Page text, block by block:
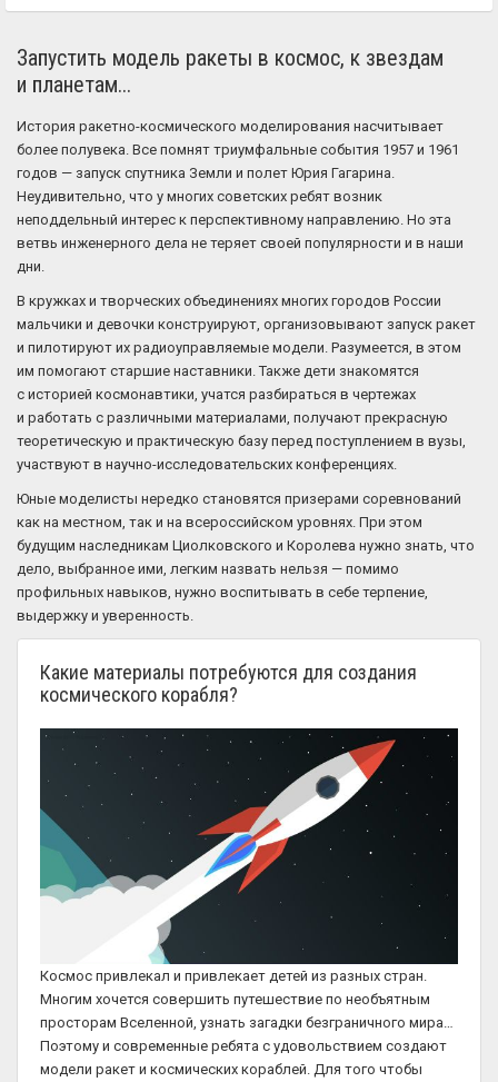
Запустить модель ракеты в космос, к звездам
и планетам...
История ракетно-космического моделирования насчитывает
более полувека. Все помнят триумфальные события 1957 и 1961
годов — запуск спутника Земли и полет Юрия Гагарина.
Неудивительно, что у многих советских ребят возник
неподдельный интерес к перспективному направлению. Но эта
ветвь инженерного дела не теряет своей популярности и в наши
дни.
В кружках и творческих объединениях многих городов России
мальчики и девочки конструируют, организовывают запуск ракет
и пилотируют их радиоуправляемые модели. Разумеется, в этом
им помогают старшие наставники. Также дети знакомятся
с историей космонавтики, учатся разбираться в чертежах
и работать с различными материалами, получают прекрасную
теоретическую и практическую базу перед поступлением в вузы,
участвуют в научно-исследовательских конференциях.
Юные моделисты нередко становятся призерами соревнований
как на местном, так и на всероссийском уровнях. При этом
будущим наследникам Циолковского и Королева нужно знать, что
дело, выбранное ими, легким назвать нельзя — помимо
профильных навыков, нужно воспитывать в себе терпение,
выдержку и уверенность.
Какие материалы потребуются для создания
космического корабля?
Космос привлекал и привлекает детей из разных стран.
Многим хочется совершить путешествие по необъятным
просторам Вселенной, узнать загадки безграничного мира…
Поэтому и современные ребята с удовольствием создают
модели ракет и космических кораблей. Для того чтобы